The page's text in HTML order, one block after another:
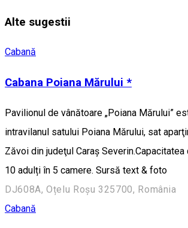
Alte sugestii
Cabană
Cabana Poiana Mărului *
Pavilionul de vânătoare „Poiana Mărului”
intravilanul satului Poiana Mărului, sat
Zăvoi din judeţul Caraş Severin.
10 adulți în 5 camere. Sursă text & foto
DJ608A, Oțelu Roșu 325700, România
Cabană